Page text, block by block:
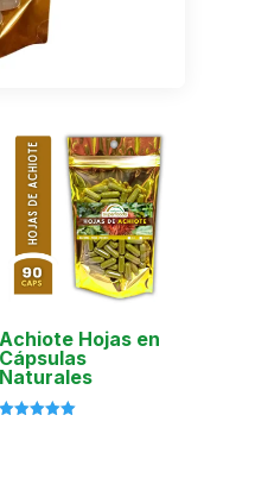
Achiote Hojas en
Cápsulas
Naturales